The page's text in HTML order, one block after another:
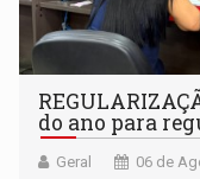
do ano para
Geral 06 de